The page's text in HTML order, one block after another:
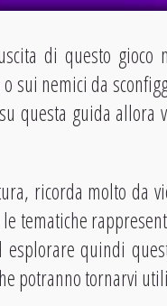
di questo
sui nemici da
questa guida allora
ricorda molto da
tematiche
quindi
potranno tornarvi